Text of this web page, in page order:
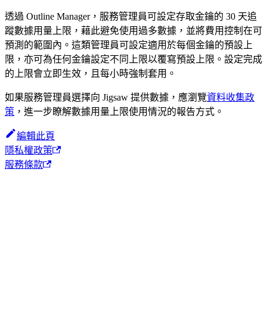
透過 Outline Manager，服務管理員可設定存取金鑰的 30 天追
蹤數據用量上限，藉此避免使用過多數據，並將費用控制在可
預測的範圍內。這類管理員可設定適用於每個金鑰的預設上
限，亦可為任何金鑰設定不同上限以覆寫預設上限。設定完成
的上限會立即生效，且每小時強制套用。
如果服務管理員選擇向 Jigsaw 提供數據，應瀏覽資料收集政
策 ，進一步瞭解數據用量上限使用情況的報告方式。
編輯此頁
隱私權政策
服務條款